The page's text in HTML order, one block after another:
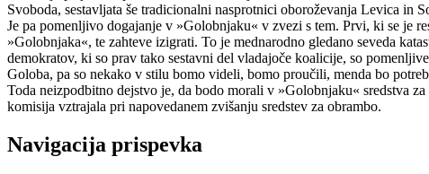
Svoboda, sestavljata še tradicionalni nasprotnici oboroževanja Levica in
Je pa pomenljivo dogajanje v »Golobnjaku« v zvezi s tem. Prvi, ki se je
»Golobnjaka«, te zahteve izigrati. To je mednarodno gledano seveda
demokratov, ki so prav tako sestavni del vladajoče koalicije, so
Goloba, pa so nekako v stilu bomo videli, bomo proučili, menda bo
Toda neizpodbitno dejstvo je, da bodo morali v »Golobnjaku« sredstva
komisija vztrajala pri napovedanem zvišanju sredstev za obrambo.
Navigacija prispevka